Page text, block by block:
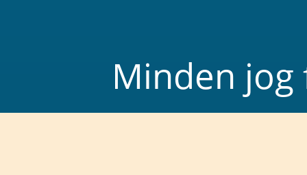
Minden